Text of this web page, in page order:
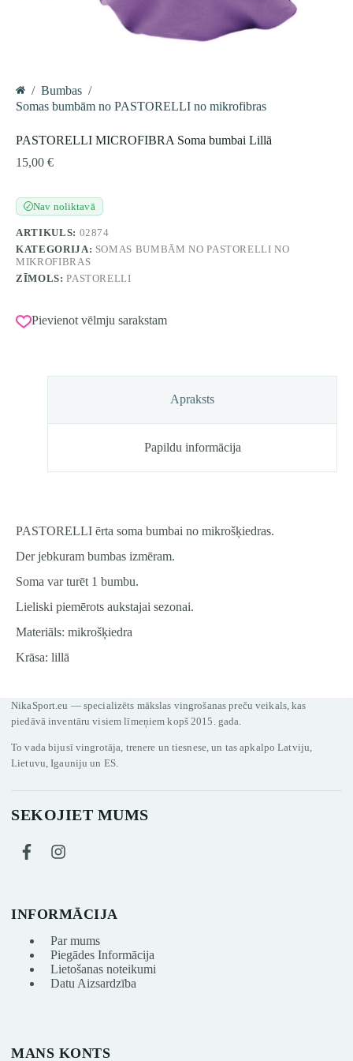
Home
/ Bumbas /
Somas bumbām no PASTORELLI no mikrofibras
PASTORELLI MICROFIBRA Soma bumbai Lillā
15,00 €
✓Nav noliktavā
ARTIKULS: 02874
KATEGORIJA: SOMAS BUMBĀM NO PASTORELLI NO
MIKROFIBRAS
ZĪMOLS:PASTORELLI
Pievienot vēlmju sarakstam
Apraksts
Papildu informācija
PASTORELLI ērta soma bumbai no mikrošķiedras.
Der jebkuram bumbas izmēram.
Soma var turēt 1 bumbu.
Lieliski piemērots aukstajai sezonai.
Materiāls: mikrošķiedra
Krāsa: lillā
NikaSport.eu — specializēts mākslas vingrošanas preču veikals, kas
piedāvā inventāru visiem līmeņiem kopš 2015. gada.
To vada bijusī vingrotāja, trenere un tiesnese, un tas apkalpo Latviju,
Lietuvu, Igauniju un ES.
SEKOJIET MUMS
INFORMĀCIJA
Par mums
Piegādes Informācija
Lietošanas noteikumi
Datu Aizsardzība
MANS KONTS